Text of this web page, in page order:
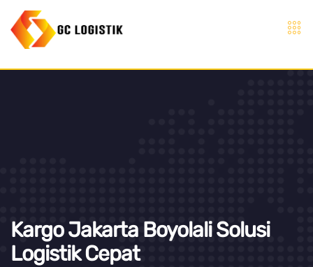
Kargo Jakarta Boyolali Solusi
Logistik Cepat